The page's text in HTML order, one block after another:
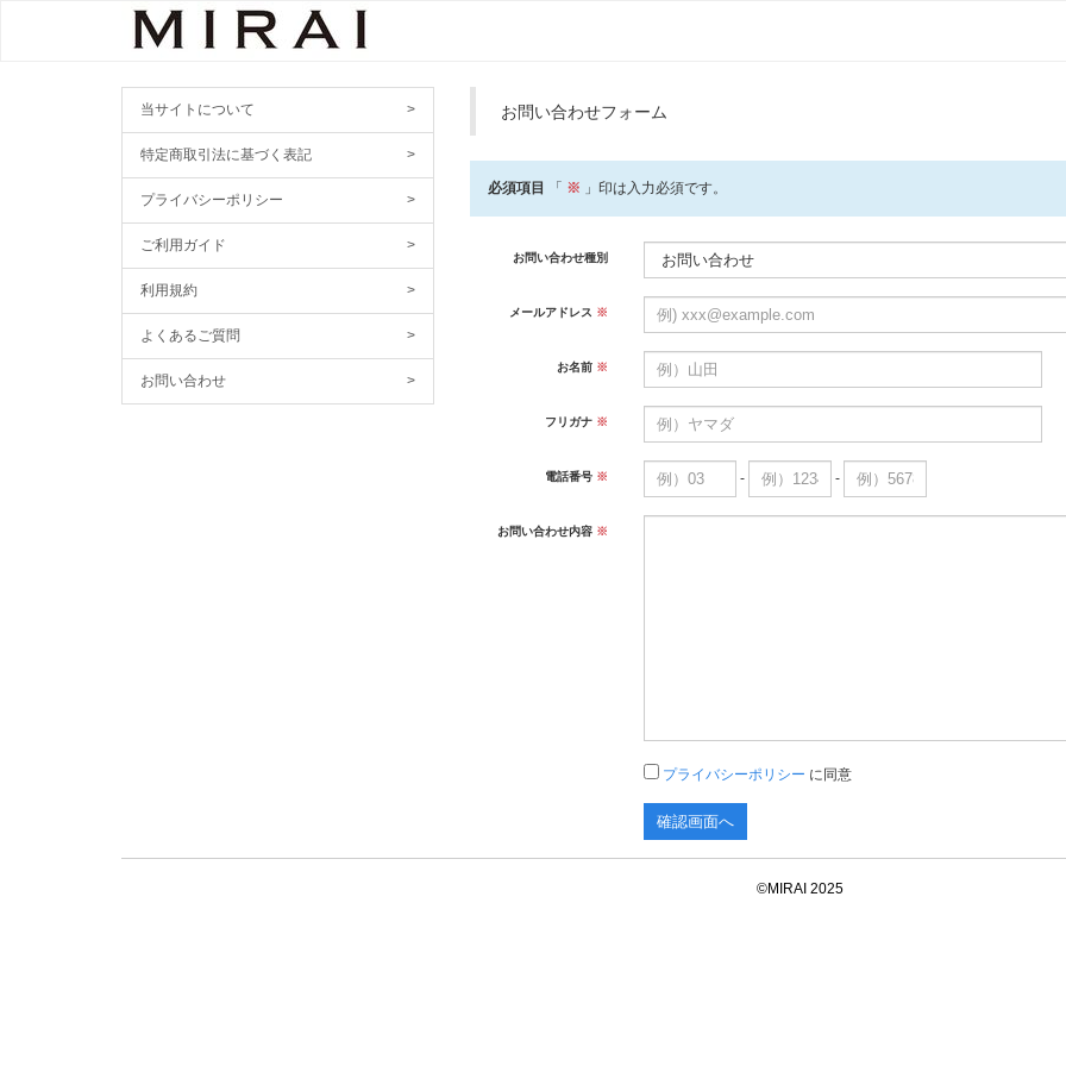
当サイトについて >
特定商取引法に基づく表記 >
プライバシーポリシー >
ご利用ガイド >
利用規約 >
よくあるご質問 >
お問い合わせ >
お問い合わせフォーム
必須項目 「 ※ 」印は入力必須です。
お問い合わせ種別
メールアドレス ※
お名前 ※
フリガナ ※
電話番号 ※ - -
お問い合わせ内容 ※
プライバシーポリシー に同意
©MIRAI 2025